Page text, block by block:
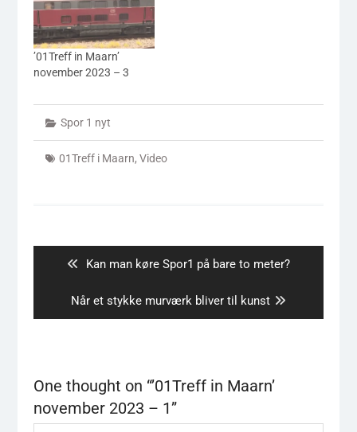
’01Treff in Maarn’
november 2023 – 3
Spor 1 nyt
01Treff i Maarn, Video
Previous
Kan man køre Spor1 på bare to meter?
Next
post:
Når et stykke murværk bliver til kunst
One thought on “’01Treff in Maarn’
november 2023 – 1”